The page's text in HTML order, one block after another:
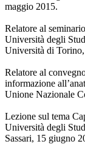
maggio 2015.
Relatore al
Università degli
Università di
Relatore al
informazione
Unione Nazionale
Lezione sul tema
Università degli
Sassari, 15 giugno